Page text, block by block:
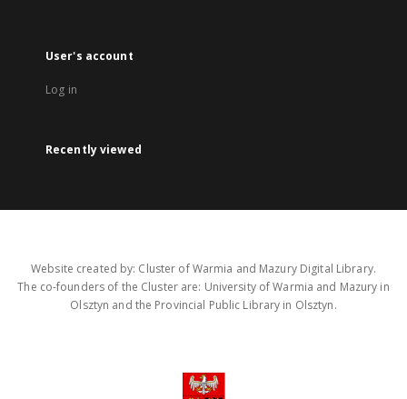
User's account
Log in
Recently viewed
Website created by: Cluster of Warmia and Mazury Digital Library.
The co-founders of the Cluster are: University of Warmia and Mazury in
Olsztyn and the Provincial Public Library in Olsztyn.